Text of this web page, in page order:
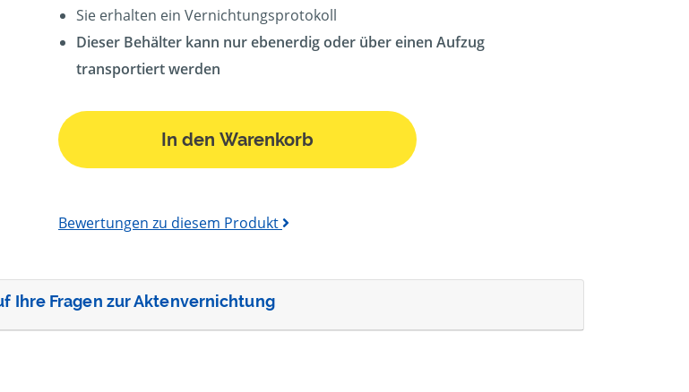
Sie erhalten ein Vernichtungsprotokoll
Dieser Behälter kann nur ebenerdig oder über einen Aufzug
transportiert werden
In den Warenkorb
Bewertungen zu diesem Produkt
Ihre Fragen zur Aktenvernichtung